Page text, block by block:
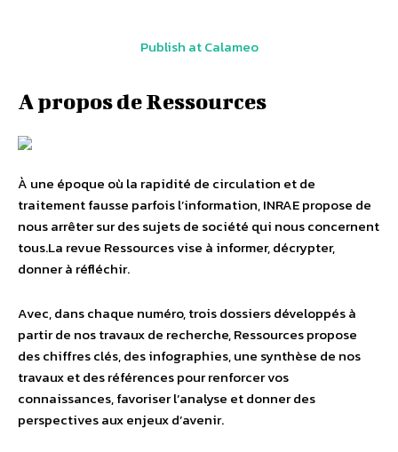
Publish at Calameo
A propos de Ressources
À une époque où la rapidité de circulation et de
traitement fausse parfois l’information, INRAE propose de
nous arrêter sur des sujets de société qui nous concernent
tous.La revue Ressources vise à informer, décrypter,
donner à réfléchir.
Avec, dans chaque numéro, trois dossiers développés à
partir de nos travaux de recherche, Ressources propose
des chiffres clés, des infographies, une synthèse de nos
travaux et des références pour renforcer vos
connaissances, favoriser l’analyse et donner des
perspectives aux enjeux d’avenir.